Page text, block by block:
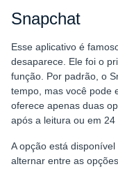
Snapchat
Esse aplicativo é
desaparece. Ele foi o
função. Por padrão, o
tempo, mas você pode
oferece apenas duas
após a leitura ou em 24
A opção está
alternar entre as